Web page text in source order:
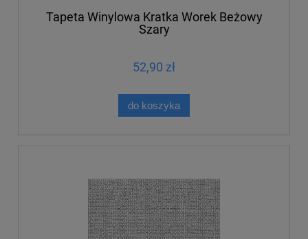
Tapeta Winylowa Kratka Worek Beżowy
Szary
52,90 zł
do koszyka